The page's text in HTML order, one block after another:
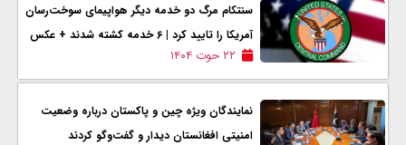
سنتکام مرگ دو خدمه دیگر هواپیمای سوخت‌رسان
آمریکا را تایید کرد | ۶ خدمه کشته شدند + عکس
۲۲ حوت ۱۴۰۴
نمایندگان ویژه چین و پاکستان درباره وضعیت
امنیتی افغانستان دیدار و گفت‌وگو کردند